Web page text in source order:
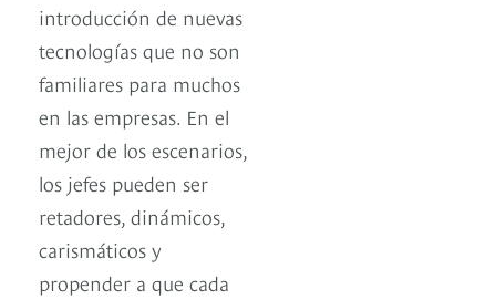
introducción de nuevas
tecnologías que no son
familiares para muchos
en las empresas. En el
mejor de los escenarios,
los jefes pueden ser
retadores, dinámicos,
carismáticos y
propender a que cada